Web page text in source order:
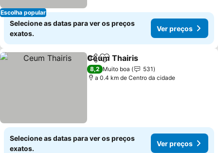
Escolha popular
Selecione as datas para ver os preços
exatos.
Ver preços
PartilharAdicionar aos favoritos
Ceum Thairis
8,2 Muito boa
531
a 0.4 km de Centro da cidade
Selecione as datas para ver os preços
exatos.
Ver preços